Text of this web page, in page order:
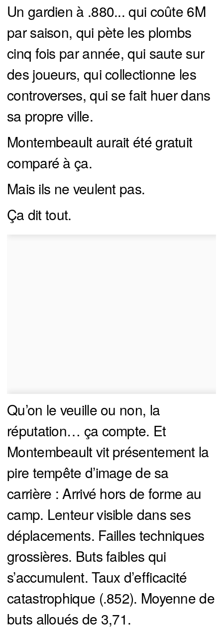
Un gardien à .880... qui coûte 6M
par saison, qui pète les plombs
cinq fois par année, qui saute sur
des joueurs, qui collectionne les
controverses, qui se fait huer dans
sa propre ville.
Montembeault aurait été gratuit
comparé à ça.
Mais ils ne veulent pas.
Ça dit tout.
Qu’on le veuille ou non, la
réputation… ça compte. Et
Montembeault vit présentement la
pire tempête d’image de sa
carrière : Arrivé hors de forme au
camp. Lenteur visible dans ses
déplacements. Failles techniques
grossières. Buts faibles qui
s’accumulent. Taux d’efficacité
catastrophique (.852). Moyenne de
buts alloués de 3,71.